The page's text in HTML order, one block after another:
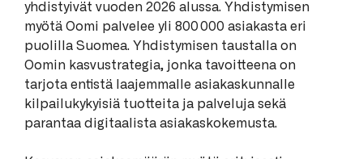
yhdistyivät vuoden 2026 alussa. Yhdistymisen
myötä Oomi palvelee yli 800 000 asiakasta eri
puolilla Suomea. Yhdistymisen taustalla on
Oomin kasvustrategia, jonka tavoitteena on
tarjota entistä laajemmalle asiakaskunnalle
kilpailukykyisiä tuotteita ja palveluja sekä
parantaa digitaalista asiakaskokemusta.